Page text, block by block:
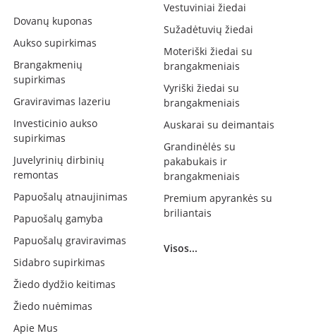
Dovanų kuponas
Aukso supirkimas
Brangakmenių
supirkimas
Graviravimas lazeriu
Investicinio aukso
supirkimas
Juvelyrinių dirbinių
remontas
Papuošalų atnaujinimas
Papuošalų gamyba
Papuošalų graviravimas
Sidabro supirkimas
Žiedo dydžio keitimas
Žiedo nuėmimas
Apie Mus
Vestuviniai žiedai
Sužadėtuvių žiedai
Moteriški žiedai su
brangakmeniais
Vyriški žiedai su
brangakmeniais
Auskarai su deimantais
Grandinėlės su
pakabukais ir
brangakmeniais
Premium apyrankės su
briliantais
Visos...